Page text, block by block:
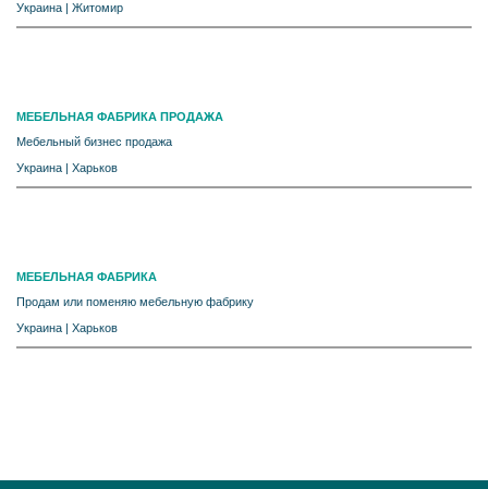
Украина | Житомир
МЕБЕЛЬНАЯ ФАБРИКА ПРОДАЖА
Мебельный бизнес продажа
Украина | Харьков
МЕБЕЛЬНАЯ ФАБРИКА
Продам или поменяю мебельную фабрику
Украина | Харьков